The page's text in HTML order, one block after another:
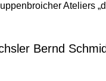
Ateliers
Bernd